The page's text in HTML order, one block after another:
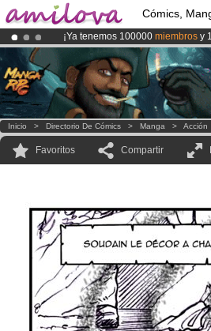
Cómics,
¡Ya tenemos 100000 miembros y
¡El Kickstarter Amilova está
¡Conviertete en Premium por3.95
Inicio > Directorio De Cómics > Manga > Acción
Favoritos Compartir